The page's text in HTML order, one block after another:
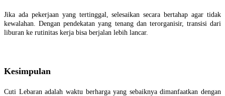
Jika ada pekerjaan yang tertinggal, selesaikan secara bertahap agar tidak
kewalahan. Dengan pendekatan yang tenang dan terorganisir, transisi dari
liburan ke rutinitas kerja bisa berjalan lebih lancar.
Kesimpulan
Cuti Lebaran adalah waktu berharga yang sebaiknya dimanfaatkan dengan